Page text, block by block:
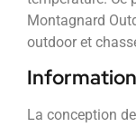
Montagnard
outdoor et
La conception